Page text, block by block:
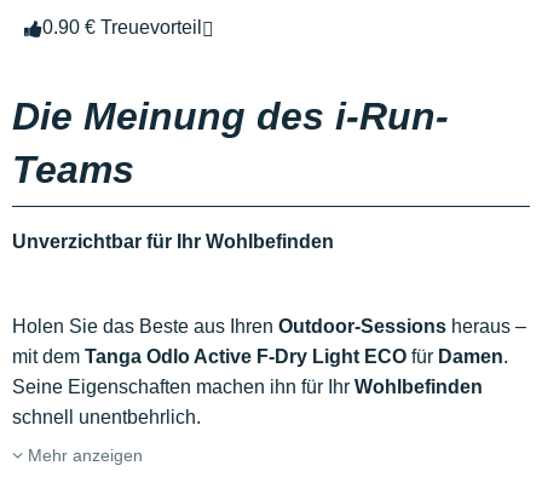
0.90 € Treuevorteil
Die Meinung des i-Run-
Teams
Unverzichtbar für Ihr Wohlbefinden
Holen Sie das Beste aus Ihren Outdoor-Sessions heraus –
mit dem Tanga Odlo Active F-Dry Light ECO für Damen.
Seine Eigenschaften machen ihn für Ihr Wohlbefinden
schnell unentbehrlich.
Mehr anzeigen